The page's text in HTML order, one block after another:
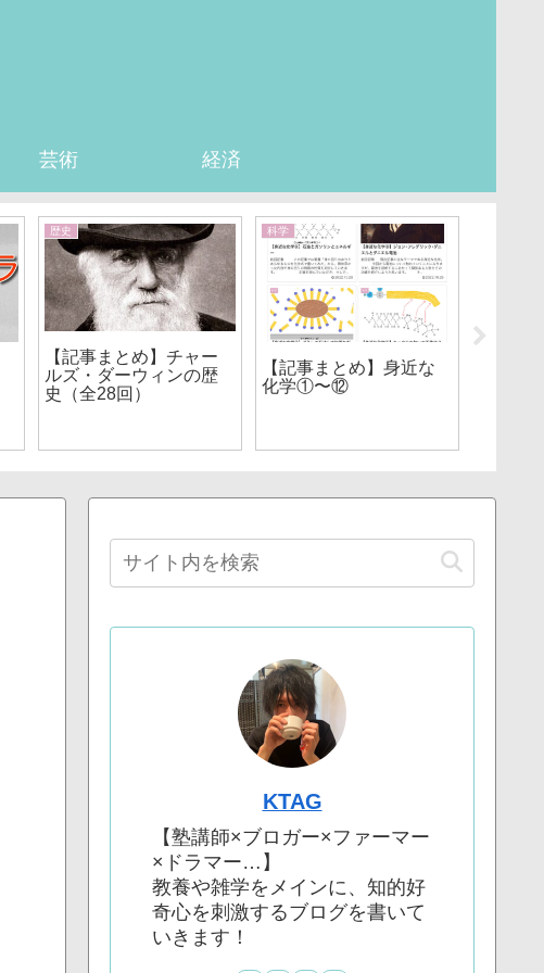
芸術 経済
歴史
【記事まとめ】チャー
ルズ・ダーウィンの歴
史（全28回）
科学
【記事まとめ】身近な
化学①〜⑫
KTAG
【塾講師×ブロガー×ファーマー
×ドラマー…】
教養や雑学をメインに、知的好
奇心を刺激するブログを書いて
いきます！